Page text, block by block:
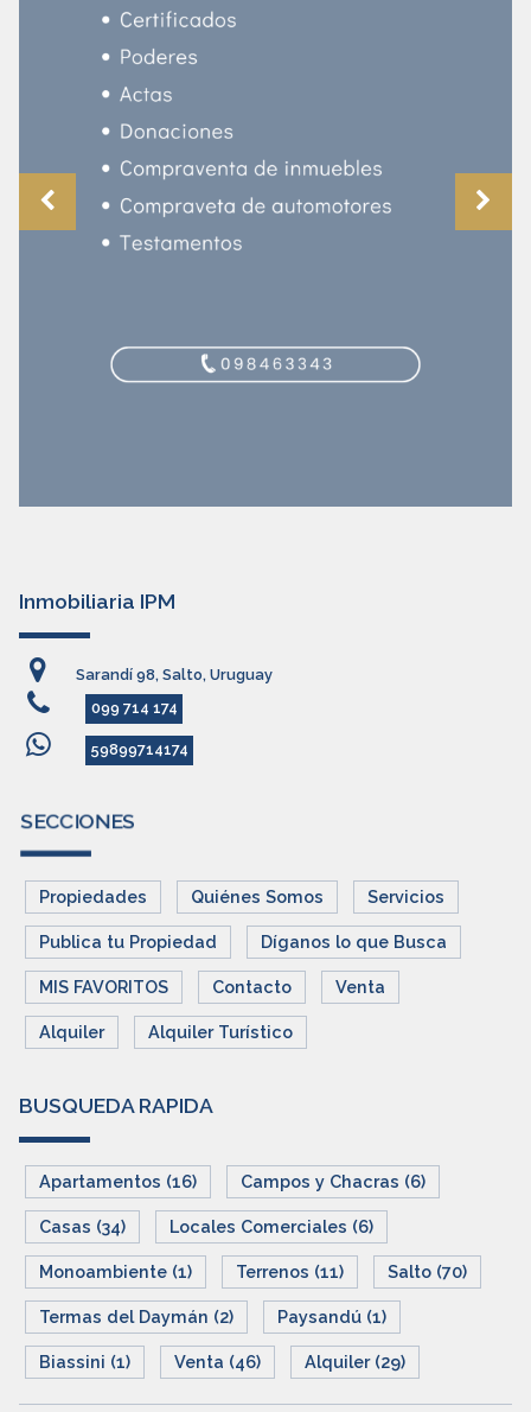
Inmobiliaria IPM
Sarandí 98, Salto, Uruguay
099 714 174
59899714174
SECCIONES
Propiedades Quiénes Somos Servicios
Publica tu Propiedad Díganos lo que Busca
MIS FAVORITOS Contacto Venta
Alquiler Alquiler Turístico
BUSQUEDA RAPIDA
Apartamentos (16) Campos y Chacras (6)
Casas (34) Locales Comerciales (6)
Monoambiente (1) Terrenos (11) Salto (70)
Termas del Daymán (2) Paysandú (1)
Biassini (1) Venta (46) Alquiler (29)